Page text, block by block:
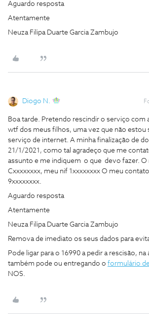
Aguardo resposta
Atentamente
Neuza Filipa Duarte Garcia Zambujo
Diogo N.
Boa tarde. Pretendo rescindir o serviço
wtf dos meus filhos, uma vez que não estou
serviço de internet. A minha finalização de
21/1/2021, como tal agradeço que me
assunto e me indiquem o que devo fazer. O
Cxxxxxxxx, meu nif 1xxxxxxxx O meu
9xxxxxxxx.
Aguardo resposta
Atentamente
Neuza Filipa Duarte Garcia Zambujo
Remova de imediato os seus dados para
Pode ligar para o 16990 a pedir a rescisão, na
também pode ou entregando o formulário
NOS.